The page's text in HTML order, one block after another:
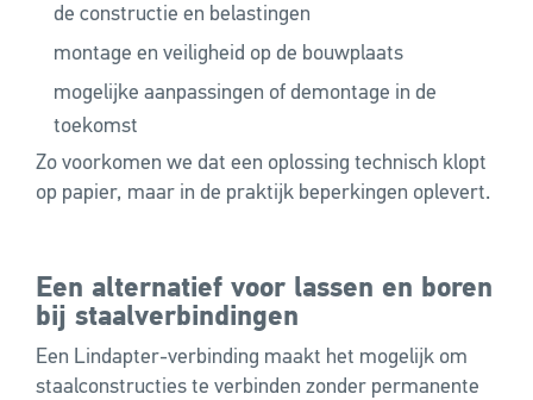
de constructie en belastingen
montage en veiligheid op de bouwplaats
mogelijke aanpassingen of demontage in de
toekomst
Zo voorkomen we dat een oplossing technisch klopt
op papier, maar in de praktijk beperkingen oplevert.
Een alternatief voor lassen en boren
bij staalverbindingen
Een Lindapter-verbinding maakt het mogelijk om
staalconstructies te verbinden zonder permanente